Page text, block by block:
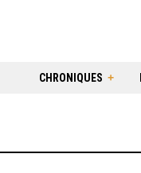
CHRONIQUES